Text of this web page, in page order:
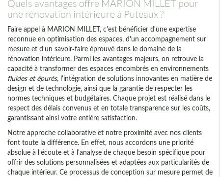
Quels avantages offre MARION MILLET pour
une rénovation intérieure à Puteaux ?
Faire appel à MARION MILLET, c'est bénéficier d'une expertise
reconnue en optimisation des espaces, d'un accompagnement sur
mesure et d'un savoir-faire éprouvé dans le domaine de la
rénovation intérieure. Parmi les avantages majeurs, on retrouve la
capacité à transformer des espaces encombrés en environnements
fluides et épurés, l'intégration de solutions innovantes en matière de
design et de technologie, ainsi que la garantie de respecter les
normes techniques et budgétaires. Chaque projet est réalisé dans le
respect des délais convenus et en totale transparence sur les coûts,
garantissant ainsi votre entière satisfaction.
Notre approche collaborative et notre proximité avec nos clients
font toute la différence. En effet, nous accordons une priorité
absolue à l'écoute et à l'analyse de chaque besoin spécifique pour
offrir des solutions personnalisées et adaptées aux particularités de
chaque intérieur. Ce processus de conception sur mesure permet de